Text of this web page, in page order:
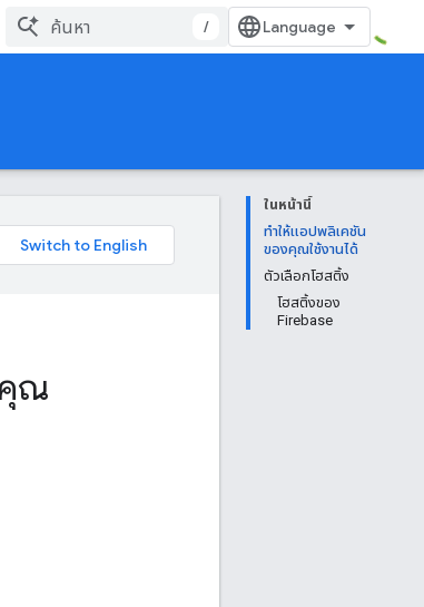
/
ในหน้านี้
ทำให้แอปพลิเคชัน
ของคุณใช้งานได้
ตัวเลือกโฮสติ้ง
โฮสติ้งของ
Firebase
ณ